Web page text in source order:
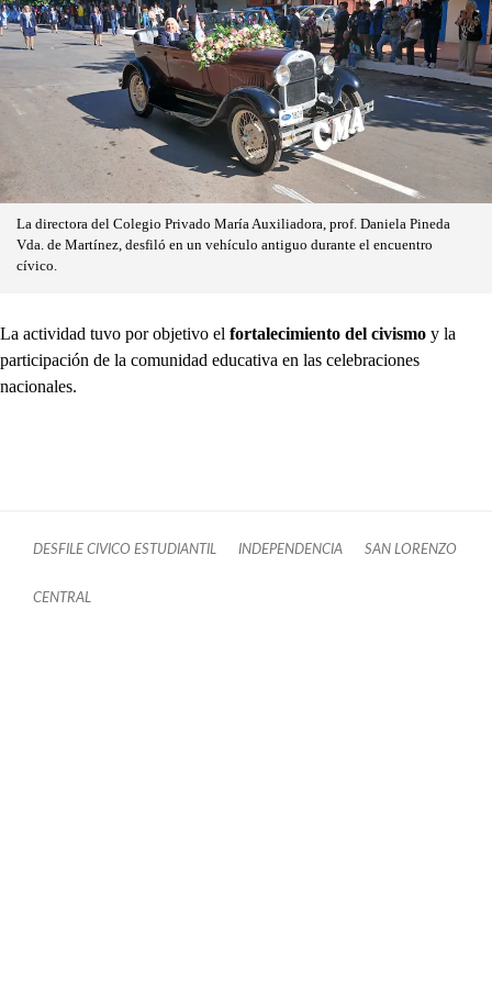
La directora del Colegio Privado María Auxiliadora, prof. Daniela Pineda
Vda. de Martínez, desfiló en un vehículo antiguo durante el encuentro
cívico.
La actividad tuvo por objetivo el fortalecimiento del civismo y la
participación de la comunidad educativa en las celebraciones
nacionales.
DESFILE CIVICO ESTUDIANTIL INDEPENDENCIA SAN LORENZO
CENTRAL